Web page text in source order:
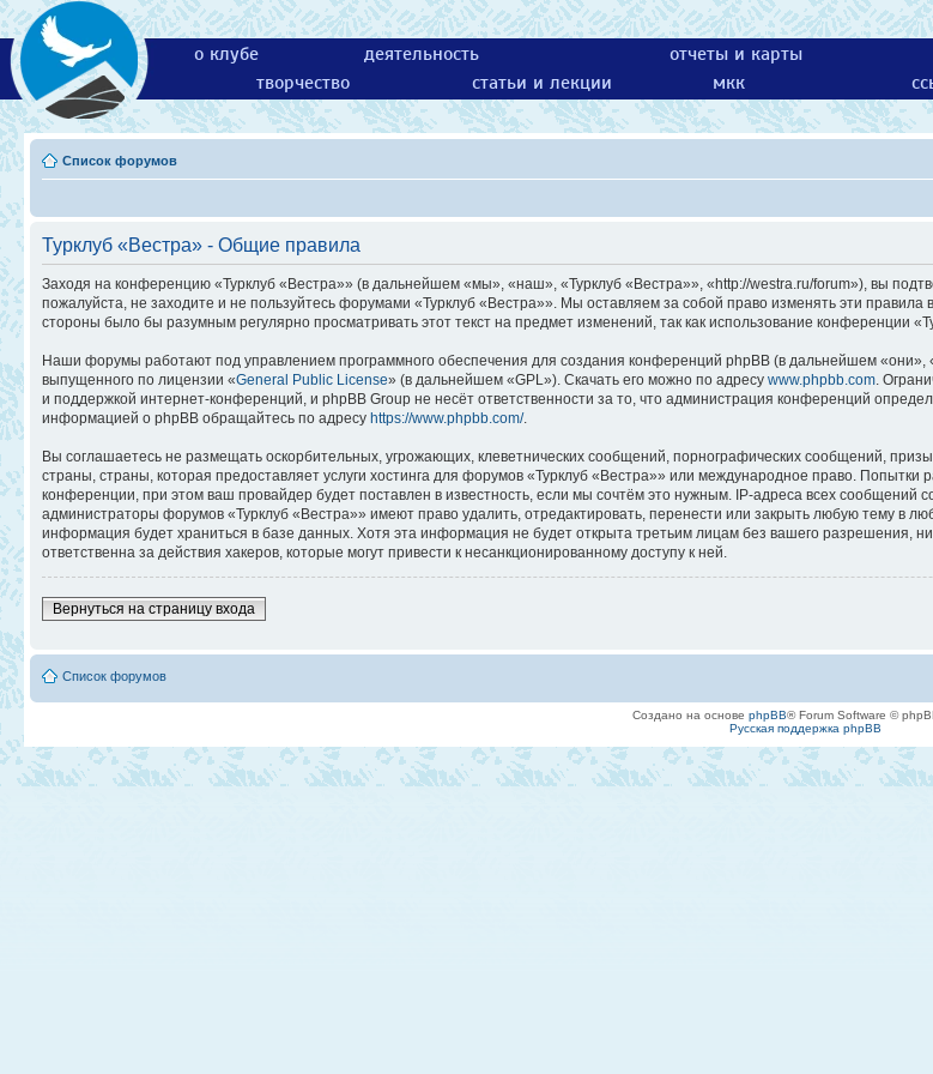
о клубе деятельность отчеты и карты
творчество
статьи и лекции мкк
Список форумов
Турклуб «Вестра» - Общие правила
Заходя на конференцию «Турклуб «Вестра»» (в дальнейшем «мы», «наш», «Турклуб «Вестра»», «http://westra.ru/forum»), вы
пожалуйста, не заходите и не пользуйтесь форумами «Турклуб «Вестра»». Мы оставляем за собой право изменять эти
стороны было бы разумным регулярно просматривать этот текст на предмет изменений, так как использование конференции
Наши форумы работают под управлением программного обеспечения для создания конференций phpBB (в дальнейшем «они»,
выпущенного по лицензии «General Public License» (в дальнейшем «GPL»). Скачать его можно по адресу www.phpbb.com .
и поддержкой интернет-конференций, и phpBB Group не несёт ответственности за то, что администрация конференций
информацией о phpBB обращайтесь по адресу https://www.phpbb.com/.
Вы соглашаетесь не размещать оскорбительных, угрожающих, клеветнических сообщений, порнографических сообщений,
страны, страны, которая предоставляет услуги хостинга для форумов «Турклуб «Вестра»» или международное право.
конференции, при этом ваш провайдер будет поставлен в известность, если мы сочтём это нужным. IP-адреса всех сообщений
администраторы форумов «Турклуб «Вестра»» имеют право удалить, отредактировать, перенести или закрыть любую тему в
информация будет храниться в базе данных. Хотя эта информация не будет открыта третьим лицам без вашего разрешения,
ответственна за действия хакеров, которые могут привести к несанкционированному доступу к ней.
Вернуться на страницу входа
Список форумов
Создано на основе phpBB® Forum Software ©
Русская поддержка phpBB